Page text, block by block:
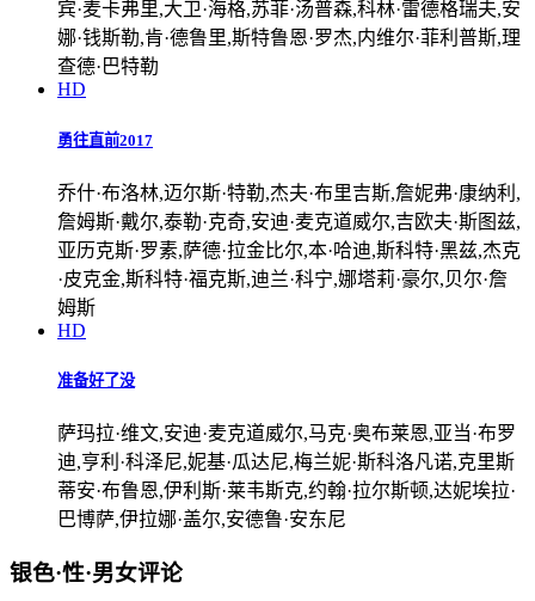
宾·麦卡弗里,大卫·海格,苏菲·汤普森,科林·雷德格瑞夫,安
娜·钱斯勒,肯·德鲁里,斯特鲁恩·罗杰,内维尔·菲利普斯,理
查德·巴特勒
HD
勇往直前2017
乔什·布洛林,迈尔斯·特勒,杰夫·布里吉斯,詹妮弗·康纳利,
詹姆斯·戴尔,泰勒·克奇,安迪·麦克道威尔,吉欧夫·斯图兹,
亚历克斯·罗素,萨德·拉金比尔,本·哈迪,斯科特·黑兹,杰克
·皮克金,斯科特·福克斯,迪兰·科宁,娜塔莉·豪尔,贝尔·詹
姆斯
HD
准备好了没
萨玛拉·维文,安迪·麦克道威尔,马克·奥布莱恩,亚当·布罗
迪,亨利·科泽尼,妮基·瓜达尼,梅兰妮·斯科洛凡诺,克里斯
蒂安·布鲁恩,伊利斯·莱韦斯克,约翰·拉尔斯顿,达妮埃拉·
巴博萨,伊拉娜·盖尔,安德鲁·安东尼
银色·性·男女评论